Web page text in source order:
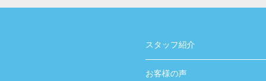
スタッフ紹介
お客様の声